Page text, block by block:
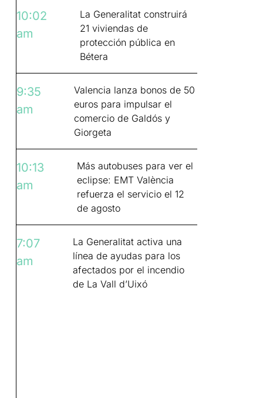
10:02
am
La Generalitat construirá
21 viviendas de
protección pública en
Bétera
9:35
am
Valencia lanza bonos de 50
euros para impulsar el
comercio de Galdós y
Giorgeta
10:13
am
Más autobuses para ver el
eclipse: EMT València
refuerza el servicio el 12
de agosto
7:07
am
La Generalitat activa una
línea de ayudas para los
afectados por el incendio
de La Vall d’Uixó